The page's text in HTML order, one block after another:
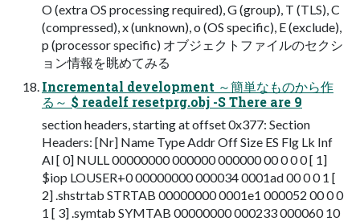
O (extra OS processing required), G (group), T (TLS), C
(compressed), x (unknown), o (OS specific), E (exclude),
p (processor specific) オブジェクトファイルのセクシ
ョン情報を眺めてみる
Incremental development ～簡単なものから作
る～ $ readelf resetprg.obj -S There are 9
section headers, starting at offset 0x377: Section
Headers: [Nr] Name Type Addr Off Size ES Flg Lk Inf
Al [ 0] NULL 00000000 000000 000000 00 0 0 0 [ 1]
$iop LOUSER+0 00000000 000034 0001ad 00 0 0 1 [
2] .shstrtab STRTAB 00000000 0001e1 000052 00 0 0
1 [ 3] .symtab SYMTAB 00000000 000233 000060 10